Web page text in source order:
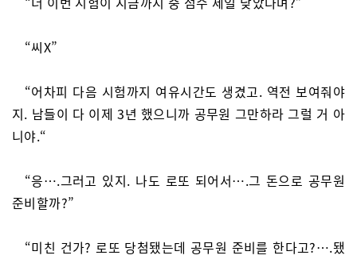
“씨X”
“어차피 다음 시험까지 여유시간도 생겼고. 역전 보여줘야
지. 남들이 다 이제 3년 했으니까 공무원 그만하라 그럴 거 아
니야.“
“응….그러고 있지. 나도 로또 되어서….그 돈으로 공무원
준비할까?”
“미친 건가? 로또 당첨됐는데 공무원 준비를 한다고?….됐